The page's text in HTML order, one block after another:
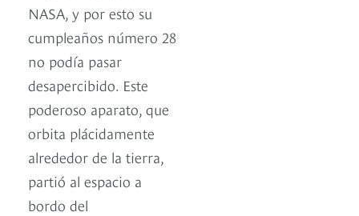
NASA, y por esto su
cumpleaños número 28
no podía pasar
desapercibido. Este
poderoso aparato, que
orbita plácidamente
alrededor de la tierra,
partió al espacio a
bordo del